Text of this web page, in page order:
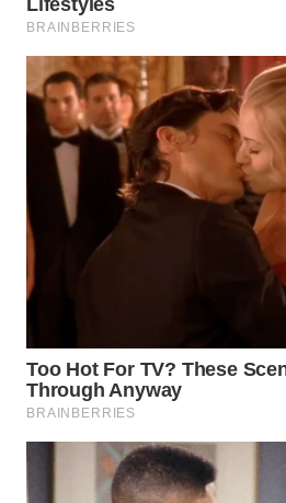
WN
WN
LABUHANBATU
TAPANULI
TENGAH
WN
TEBING
TINGGI